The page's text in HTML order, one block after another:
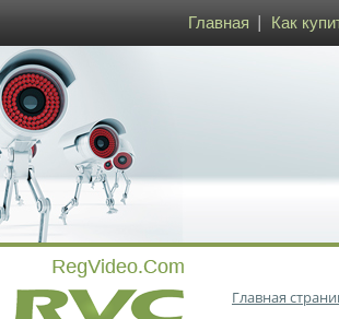
Главная Как
Главная